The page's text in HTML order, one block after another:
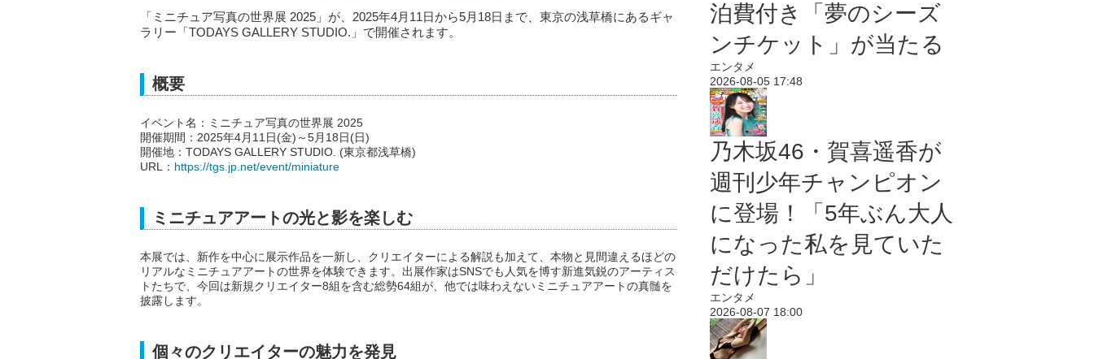
「ミニチュア写真の世界展 2025」が、2025年4月11日から5月18日まで、東京の浅草橋にあるギャ
ラリー「TODAYS GALLERY STUDIO.」で開催されます。
概要
イベント名：ミニチュア写真の世界展 2025
開催期間：2025年4月11日(金)～5月18日(日)
開催地：TODAYS GALLERY STUDIO. (東京都浅草橋)
URL： https://tgs.jp.net/event/miniature
ミニチュアアートの光と影を楽しむ
本展では、新作を中心に展示作品を一新し、クリエイターによる解説も加えて、本物と見間違えるほどの
リアルなミニチュアアートの世界を体験できます。出展作家はSNSでも人気を博す新進気鋭のアーティス
トたちで、今回は新規クリエイター8組を含む総勢64組が、他では味わえないミニチュアアートの真髄を
披露します。
個々のクリエイターの魅力を発見
泊費付き「夢のシーズ
ンチケット」が当たる
エンタメ
2026-08-05 17:48
乃木坂46・賀喜遥香が
週刊少年チャンピオン
に登場！「5年ぶん大人
になった私を見ていた
だけたら」
エンタメ
2026-08-07 18:00